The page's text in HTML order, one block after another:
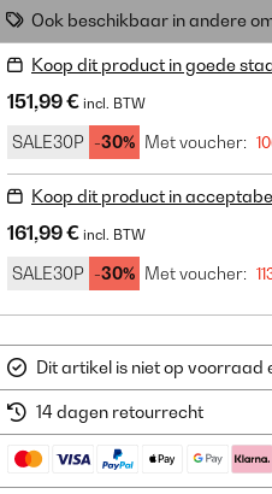
Ook beschikbaar in andere
Koop dit product in goede
151,99 € incl. BTW
SALE30P -30% Met voucher:
Koop dit product in
161,99 € incl. BTW
SALE30P -30% Met voucher:
Dit artikel is niet op voorraad
14 dagen retourrecht